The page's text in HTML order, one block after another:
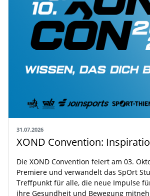
31.07.2026
Die XOND Convention feiert am 03.
Premiere und verwandelt das SpOrt
Treffpunkt für alle, die neue Impulse
ihre Gesundheit und Bewegung